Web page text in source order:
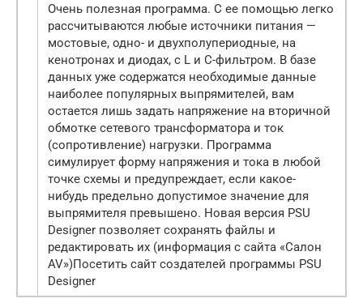
Очень полезная программа. С ее помощью легко
рассчитываются любые источники питания —
мостовые, одно- и двухполупериодные, на
кенотронах и диодах, с L и C-фильтром. В базе
данных уже содержатся необходимые данные
наиболее популярных выпрямителей, вам
остается лишь задать напряжение на вторичной
обмотке сетевого трансформатора и ток
(сопротивление) нагрузки. Программа
симулирует форму напряжения и тока в любой
точке схемы и предупреждает, если какое-
нибудь предельно допустимое значение для
выпрямителя превышено. Новая версия PSU
Designer позволяет сохранять файлы и
редактировать их (информация с сайта «Салон
AV»)Посетить сайт создателей программы PSU
Designer